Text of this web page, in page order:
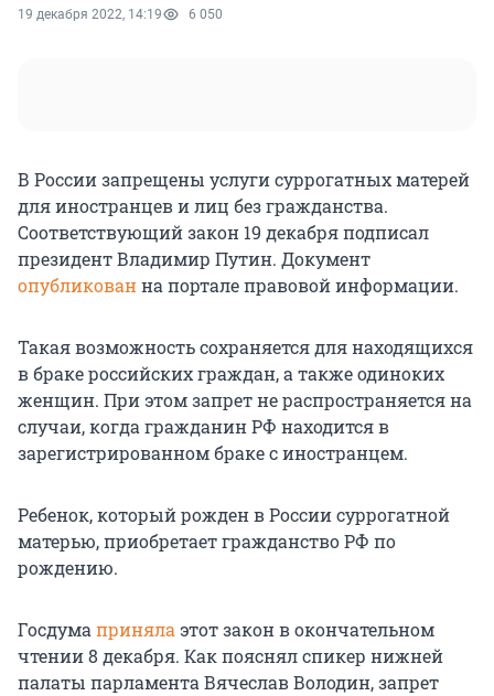
19 декабря 2022, 14:19 6 050
В России запрещены услуги суррогатных матерей
для иностранцев и лиц без гражданства.
Соответствующий закон 19 декабря подписал
президент Владимир Путин. Документ
опубликованна портале правовой информации.
Такая возможность сохраняется для находящихся
в браке российских граждан, а также одиноких
женщин. При этом запрет не распространяется на
случаи, когда гражданин РФ находится в
зарегистрированном браке с иностранцем.
Ребенок, который рожден в России суррогатной
матерью, приобретает гражданство РФ по
рождению.
Госдума приняла этот закон в окончательном
чтении 8 декабря. Как пояснял спикер нижней
палаты парламента Вячеслав Володин, запрет